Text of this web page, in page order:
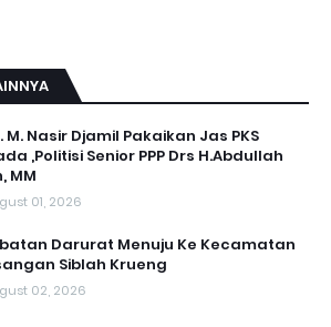
M. Nasir Djamil Pakaikan Jas PKS
,Politisi Senior PPP Drs H.Abdullah
MM
01, 2026
Darurat Menuju Ke Kecamatan
Siblah Krueng
02, 2026